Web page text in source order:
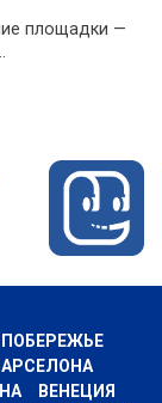
площадки —
ВЕНЕЦИЯ